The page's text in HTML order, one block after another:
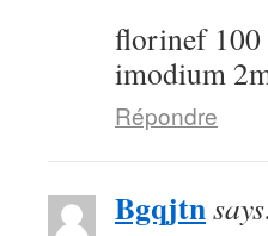
florinef 100
imodium
Répondre
Bgqjtn